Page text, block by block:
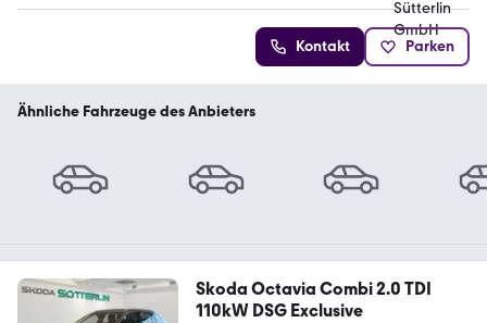
Kontakt Parken
Ähnliche Fahrzeuge des Anbieters
Skoda Octavia Combi 2.0 TDI
110kW DSG Exclusive